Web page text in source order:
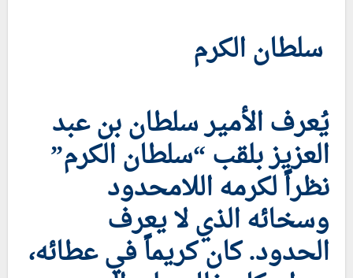
سلطان الكرم
يُعرف الأمير سلطان بن عبد
العزيز بلقب “سلطان الكرم”
نظراً لكرمه اللامحدود
وسخائه الذي لا يعرف
الحدود. كان كريماً في عطائه،